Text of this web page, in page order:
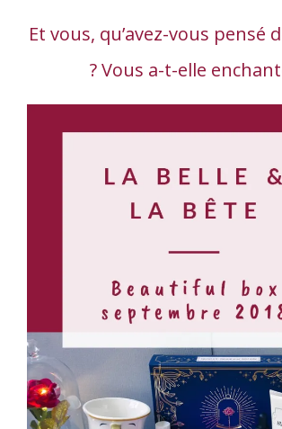
Et vous, qu’avez-vous pensé
? Vous a-t-elle